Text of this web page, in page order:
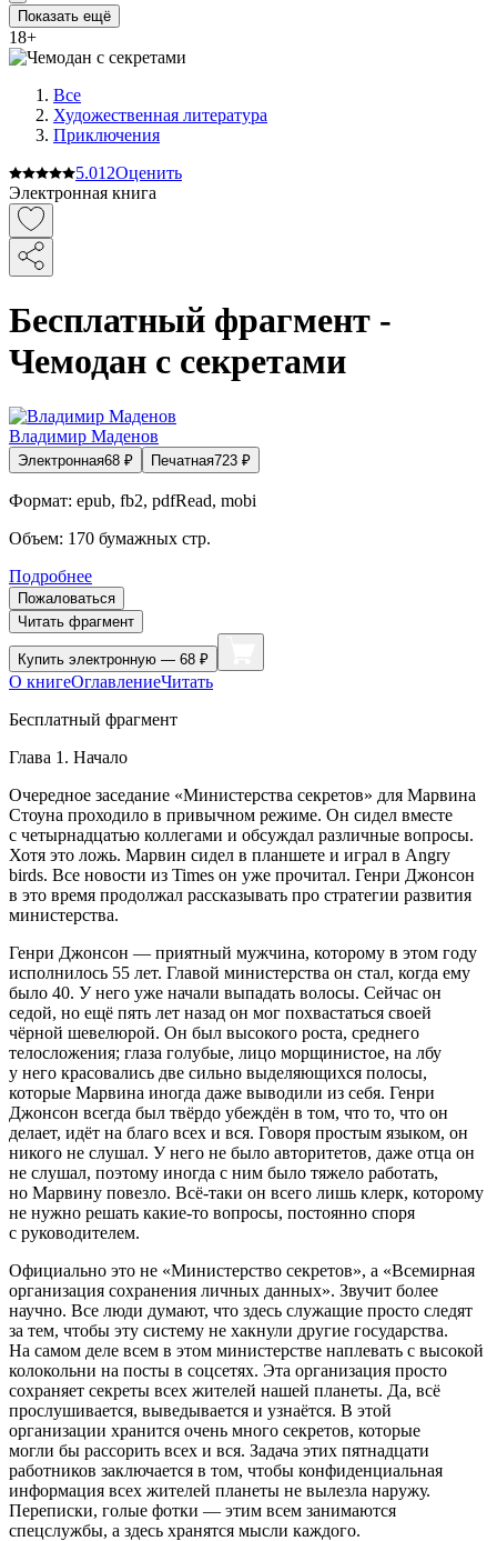
Показать ещё
18+
Все
Художественная литература
Приключения
5.012Оценить
Электронная книга
Бесплатный фрагмент -
Чемодан с секретами
Владимир Маденов
Электронная68 ₽ Печатная723 ₽
Формат: epub, fb2, pdfRead, mobi
Объем: 170 бумажных стр.
Подробнее
Пожаловаться
Читать фрагмент
Купить электронную — 68 ₽
О книгеОглавлениеЧитать
Бесплатный фрагмент
Глава 1. Начало
Очередное заседание «Министерства секретов» для Марвина
Стоуна проходило в привычном режиме. Он сидел вместе
с четырнадцатью коллегами и обсуждал различные вопросы.
Хотя это ложь. Марвин сидел в планшете и играл в Angry
birds. Все новости из Times он уже прочитал. Генри Джонсон
в это время продолжал рассказывать про стратегии развития
министерства.
Генри Джонсон — приятный мужчина, которому в этом году
исполнилось 55 лет. Главой министерства он стал, когда ему
было 40. У него уже начали выпадать волосы. Сейчас он
седой, но ещё пять лет назад он мог похвастаться своей
чёрной шевелюрой. Он был высокого роста, среднего
телосложения; глаза голубые, лицо морщинистое, на лбу
у него красовались две сильно выделяющихся полосы,
которые Марвина иногда даже выводили из себя. Генри
Джонсон всегда был твёрдо убеждён в том, что то, что он
делает, идёт на благо всех и вся. Говоря простым языком, он
никого не слушал. У него не было авторитетов, даже отца он
не слушал, поэтому иногда с ним было тяжело работать,
но Марвину повезло. Всё-таки он всего лишь клерк, которому
не нужно решать какие-то вопросы, постоянно споря
с руководителем.
Официально это не «Министерство секретов», а «Всемирная
организация сохранения личных данных». Звучит более
научно. Все люди думают, что здесь служащие просто следят
за тем, чтобы эту систему не хакнули другие государства.
На самом деле всем в этом министерстве наплевать с высокой
колокольни на посты в соцсетях. Эта организация просто
сохраняет секреты всех жителей нашей планеты. Да, всё
прослушивается, выведывается и узнаётся. В этой
организации хранится очень много секретов, которые
могли бы рассорить всех и вся. Задача этих пятнадцати
работников заключается в том, чтобы конфиденциальная
информация всех жителей планеты не вылезла наружу.
Переписки, голые фотки — этим всем занимаются
спецслужбы, а здесь хранятся мысли каждого.